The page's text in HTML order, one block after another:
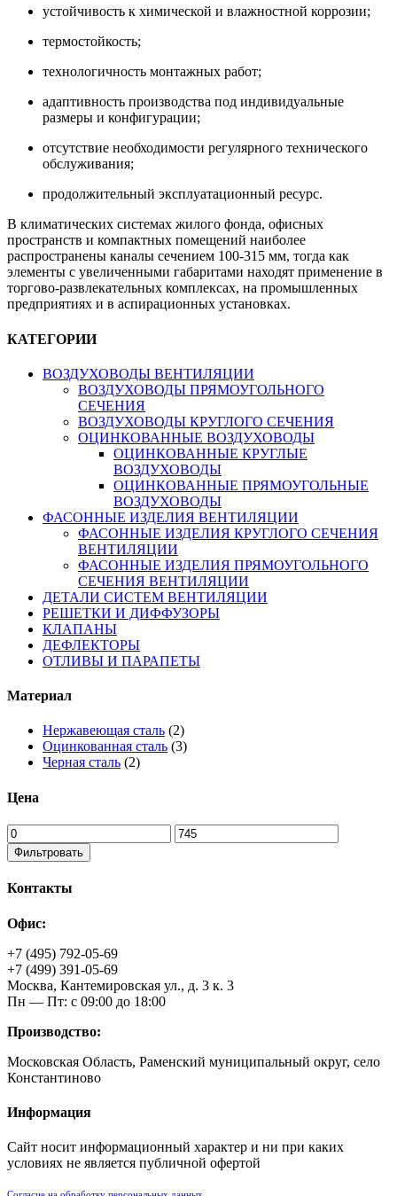
устойчивость к химической и влажностной коррозии;
термостойкость;
технологичность монтажных работ;
адаптивность производства под индивидуальные
размеры и конфигурации;
отсутствие необходимости регулярного технического
обслуживания;
продолжительный эксплуатационный ресурс.
В климатических системах жилого фонда, офисных
пространств и компактных помещений наиболее
распространены каналы сечением 100-315 мм, тогда как
элементы с увеличенными габаритами находят применение в
торгово-развлекательных комплексах, на промышленных
предприятиях и в аспирационных установках.
КАТЕГОРИИ
ВОЗДУХОВОДЫ ВЕНТИЛЯЦИИ
ВОЗДУХОВОДЫ ПРЯМОУГОЛЬНОГО
СЕЧЕНИЯ
ВОЗДУХОВОДЫ КРУГЛОГО СЕЧЕНИЯ
ОЦИНКОВАННЫЕ ВОЗДУХОВОДЫ
ОЦИНКОВАННЫЕ КРУГЛЫЕ
ВОЗДУХОВОДЫ
ОЦИНКОВАННЫЕ ПРЯМОУГОЛЬНЫЕ
ВОЗДУХОВОДЫ
ФАСОННЫЕ ИЗДЕЛИЯ ВЕНТИЛЯЦИИ
ФАСОННЫЕ ИЗДЕЛИЯ КРУГЛОГО СЕЧЕНИЯ
ВЕНТИЛЯЦИИ
ФАСОННЫЕ ИЗДЕЛИЯ ПРЯМОУГОЛЬНОГО
СЕЧЕНИЯ ВЕНТИЛЯЦИИ
ДЕТАЛИ СИСТЕМ ВЕНТИЛЯЦИИ
РЕШЕТКИ И ДИФФУЗОРЫ
КЛАПАНЫ
ДЕФЛЕКТОРЫ
ОТЛИВЫ И ПАРАПЕТЫ
Материал
Нержавеющая сталь (2)
Оцинкованная сталь (3)
Черная сталь (2)
Цена
Фильтровать
Контакты
Офис:
+7 (495) 792-05-69
+7 (499) 391-05-69
Москва, Кантемировская ул., д. 3 к. 3
Пн — Пт: с 09:00 до 18:00
Производство:
Московская Область, Раменский муниципальный округ, село
Константиново
Информация
Сайт носит информационный характер и ни при каких
условиях не является публичной офертой